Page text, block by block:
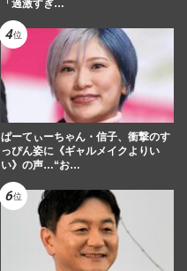
「過激すぎ…
ぱーてぃーちゃん・信子、衝撃のす
っぴん姿に《ギャルメイクよりい
い》の声…“お…